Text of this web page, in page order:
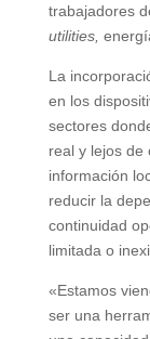
trabajadores
utilities,
La
en los
sectores
real y lejos de
información
reducir la
continuidad
limitada o
«Estamos
ser una